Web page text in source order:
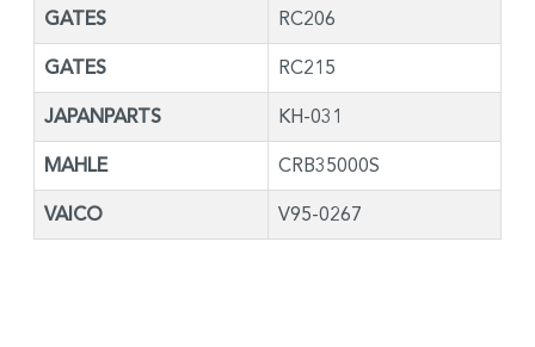
GATES RC206
GATES RC215
JAPANPARTS KH-031
MAHLE CRB35000S
VAICO V95-0267